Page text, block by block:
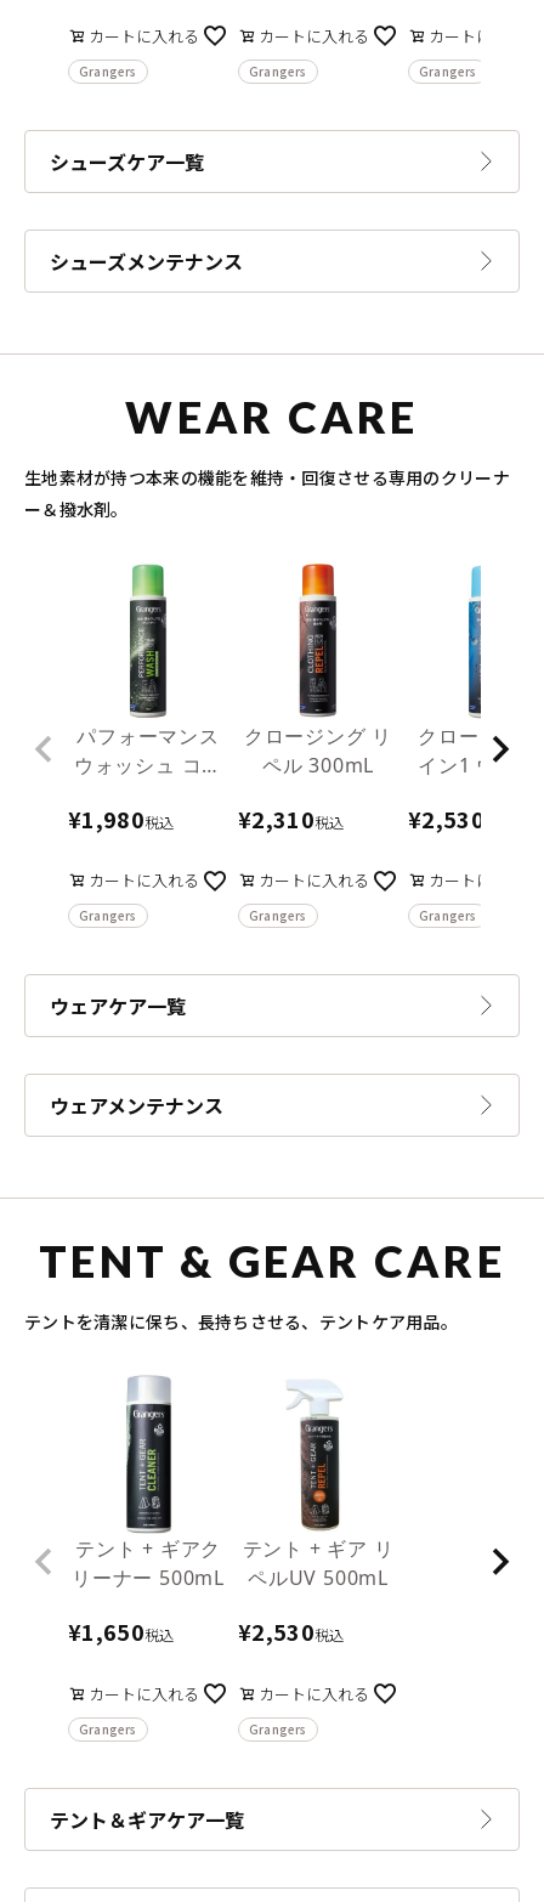
Grangers
カートに入れる
Grangers
カートに入れる
Grangers
カートに入れる
シューズケア一覧
シューズメンテナンス
WEAR CARE
生地素材が持つ本来の機能を維持・回復させる専用のクリーナ
ー＆撥水剤。
パフォーマンス
ウォッシュ コン
300mL
Grangers
¥1,980税込
カートに入れる
クロージング リ
ペル 300mL
Grangers
¥2,310税込
カートに入れる
クロージン
イン1 ウォッ
300mL
Grangers
¥2,530
カートに入れる
ウェアケア一覧
ウェアメンテナンス
TENT & GEAR CARE
テントを清潔に保ち、長持ちさせる、テントケア用品。
テント + ギアク
リーナー 500mL
Grangers
¥1,650税込
カートに入れる
テント + ギア リ
ペルUV 500mL
Grangers
¥2,530税込
カートに入れる
テント＆ギアケア一覧